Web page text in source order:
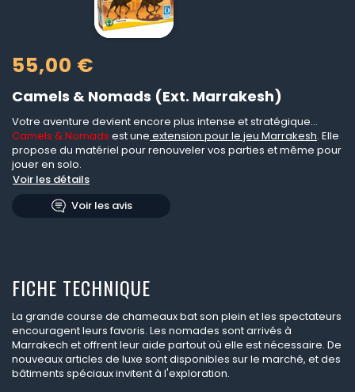
55,00 €
Camels & Nomads (Ext. Marrakesh)
Votre aventure devient encore plus intense et stratégique...
Camels & Nomads est une extension pour le jeu Marrakesh. Elle
propose du matériel pour renouveler vos parties et même pour
jouer en solo.
Voir les détails
Voir les avis
FICHE TECHNIQUE
La grande course de chameaux bat son plein et les spectateurs
encouragent leurs favoris. Les nomades sont arrivés à
Marrakech et offrent leur aide partout où elle est nécessaire. De
nouveaux articles de luxe sont disponibles sur le marché, et des
bâtiments spéciaux invitent à l'exploration.